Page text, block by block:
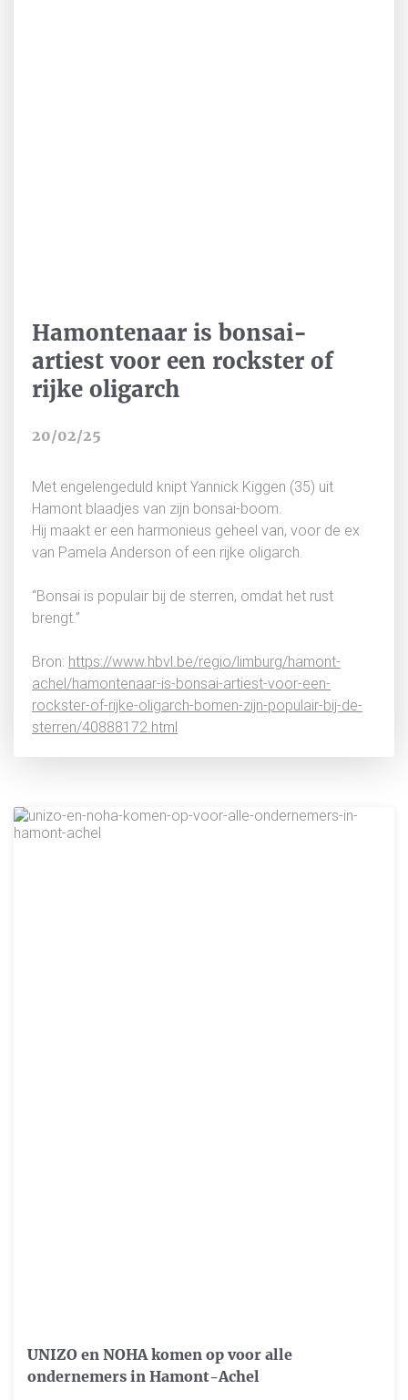
Hamontenaar is bonsai-
artiest voor een rockster of
rijke oligarch
20/02/25
Met engelengeduld knipt Yannick Kiggen (35) uit
Hamont blaadjes van zijn bonsai-boom.
Hij maakt er een harmonieus geheel van, voor de ex
van Pamela Anderson of een rijke oligarch.
“Bonsai is populair bij de sterren, omdat het rust
brengt.”
Bron: https://www.hbvl.be/regio/limburg/hamont-
achel/hamontenaar-is-bonsai-artiest-voor-een-
rockster-of-rijke-oligarch-bomen-zijn-populair-bij-de-
sterren/40888172.html
UNIZO en NOHA komen op voor alle
ondernemers in Hamont-Achel